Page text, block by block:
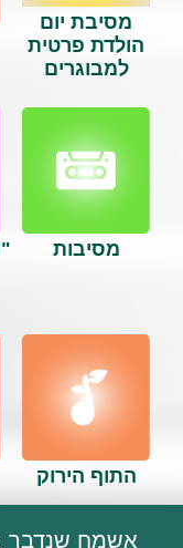
מסיבת יום
הולדת פרטית
למבוגרים
מסיבות
התוף הירוק
אשמח שנדבר